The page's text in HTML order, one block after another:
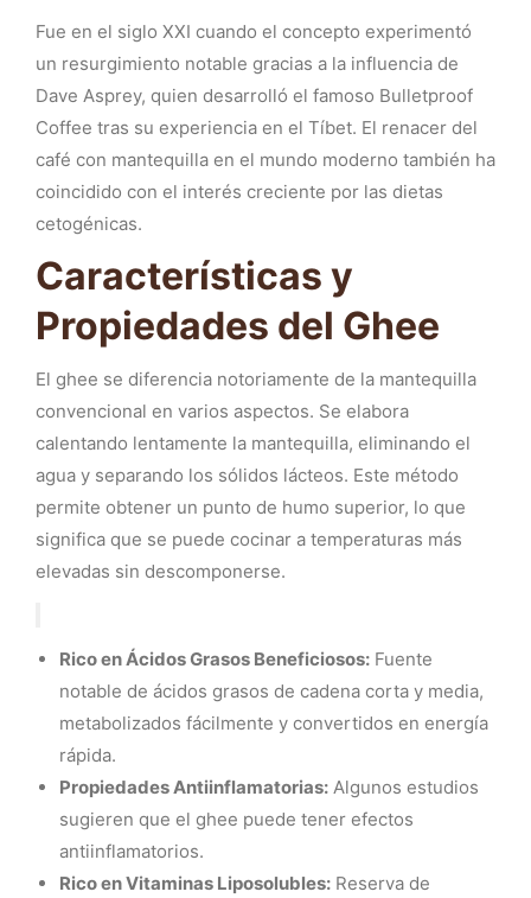
Fue en el siglo XXI cuando el concepto experimentó
un resurgimiento notable gracias a la influencia de
Dave Asprey, quien desarrolló el famoso Bulletproof
Coffee tras su experiencia en el Tíbet. El renacer del
café con mantequilla en el mundo moderno también ha
coincidido con el interés creciente por las dietas
cetogénicas.
Características y
Propiedades del Ghee
El ghee se diferencia notoriamente de la mantequilla
convencional en varios aspectos. Se elabora
calentando lentamente la mantequilla, eliminando el
agua y separando los sólidos lácteos. Este método
permite obtener un punto de humo superior, lo que
significa que se puede cocinar a temperaturas más
elevadas sin descomponerse.
Rico en Ácidos Grasos Beneficiosos: Fuente
notable de ácidos grasos de cadena corta y media,
metabolizados fácilmente y convertidos en energía
rápida.
Propiedades Antiinflamatorias: Algunos estudios
sugieren que el ghee puede tener efectos
antiinflamatorios.
Rico en Vitaminas Liposolubles: Reserva de